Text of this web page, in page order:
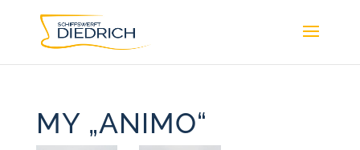
MY „ANIMO“